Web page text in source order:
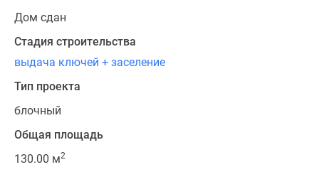
Дом сдан
Стадия строительства
выдача ключей + заселение
Тип проекта
блочный
Общая площадь
130.00 м2